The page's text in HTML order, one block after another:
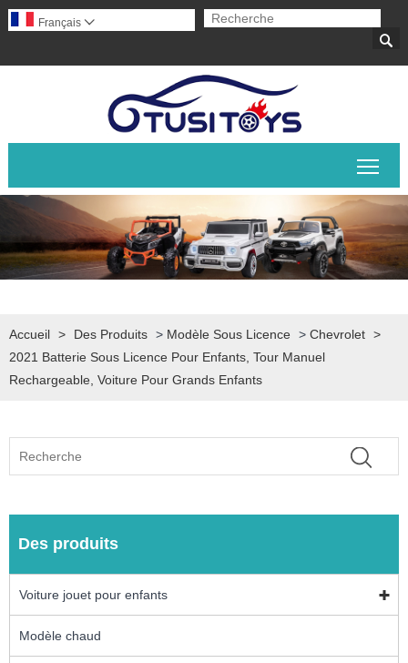

Français 
Accueil > Des Produits > Modèle Sous Licence > Chevrolet >
2021 Batterie Sous Licence Pour Enfants, Tour Manuel
Rechargeable, Voiture Pour Grands Enfants
Des produits
Voiture jouet pour enfants
Modèle chaud